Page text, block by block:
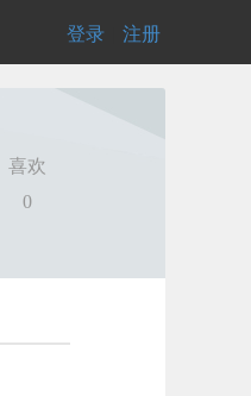
注册
登录
喜欢
0